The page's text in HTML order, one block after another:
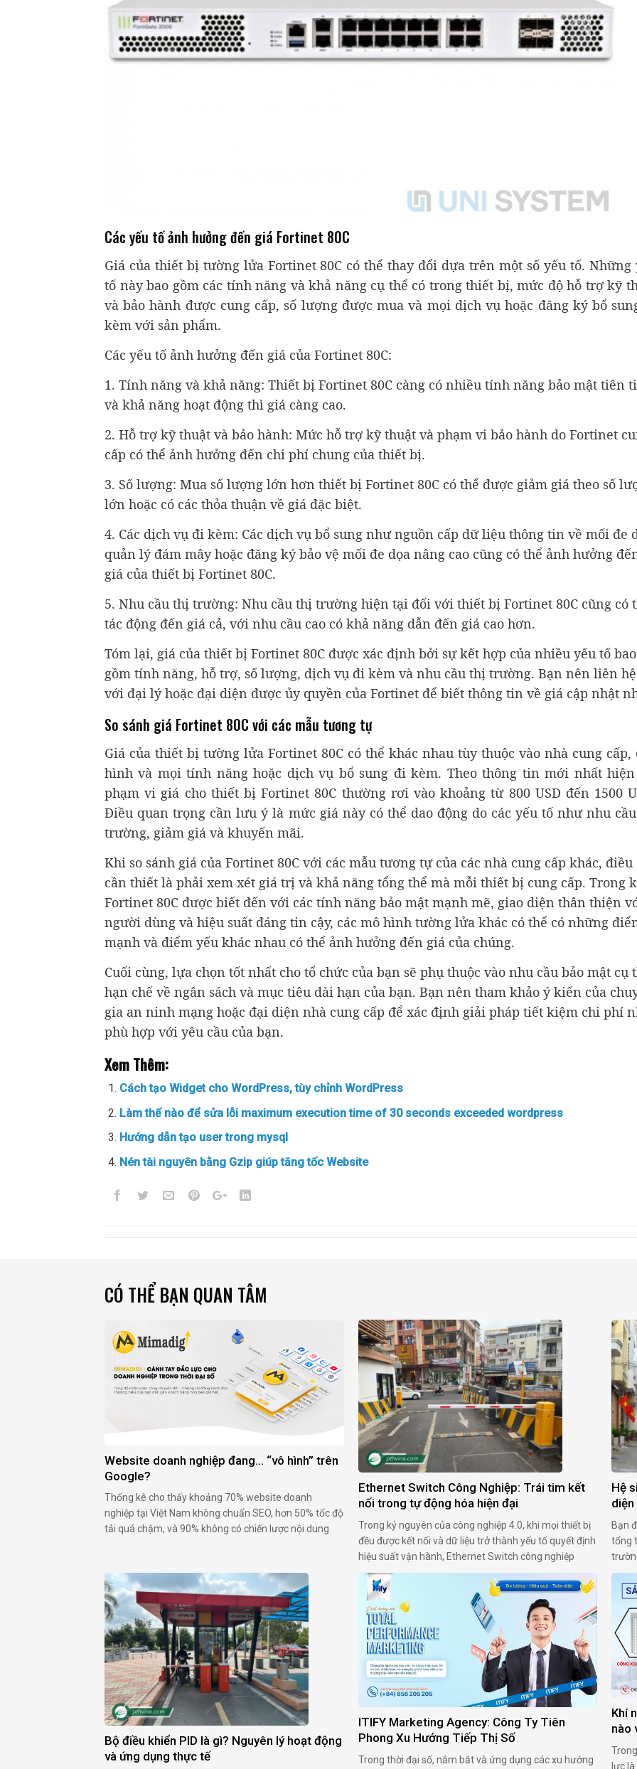
Các yếu tố ảnh hưởng đến giá Fortinet 80C
Giá của thiết bị tường lửa Fortinet 80C có thể thay đổi dựa trên một số yếu tố. Những
tố này bao gồm các tính năng và khả năng cụ thể có trong thiết bị, mức độ hỗ trợ kỹ
và bảo hành được cung cấp, số lượng được mua và mọi dịch vụ hoặc đăng ký bổ
kèm với sản phẩm.
Các yếu tố ảnh hưởng đến giá của Fortinet 80C:
1. Tính năng và khả năng: Thiết bị Fortinet 80C càng có nhiều tính năng bảo mật tiên
và khả năng hoạt động thì giá càng cao.
2. Hỗ trợ kỹ thuật và bảo hành: Mức hỗ trợ kỹ thuật và phạm vi bảo hành do Fortinet
cấp có thể ảnh hưởng đến chi phí chung của thiết bị.
3. Số lượng: Mua số lượng lớn hơn thiết bị Fortinet 80C có thể được giảm giá theo số
lớn hoặc có các thỏa thuận về giá đặc biệt.
4. Các dịch vụ đi kèm: Các dịch vụ bổ sung như nguồn cấp dữ liệu thông tin về mối đe
quản lý đám mây hoặc đăng ký bảo vệ mối đe dọa nâng cao cũng có thể ảnh hưởng
giá của thiết bị Fortinet 80C.
5. Nhu cầu thị trường: Nhu cầu thị trường hiện tại đối với thiết bị Fortinet 80C cũng có
tác động đến giá cả, với nhu cầu cao có khả năng dẫn đến giá cao hơn.
Tóm lại, giá của thiết bị Fortinet 80C được xác định bởi sự kết hợp của nhiều yếu tố bao
gồm tính năng, hỗ trợ, số lượng, dịch vụ đi kèm và nhu cầu thị trường. Bạn nên liên hệ
với đại lý hoặc đại diện được ủy quyền của Fortinet để biết thông tin về giá cập nhật
So sánh giá Fortinet 80C với các mẫu tương tự
Giá của thiết bị tường lửa Fortinet 80C có thể khác nhau tùy thuộc vào nhà cung cấp,
hình và mọi tính năng hoặc dịch vụ bổ sung đi kèm. Theo thông tin mới nhất hiện
phạm vi giá cho thiết bị Fortinet 80C thường rơi vào khoảng từ 800 USD đến 1500
Điều quan trọng cần lưu ý là mức giá này có thể dao động do các yếu tố như nhu
trường, giảm giá và khuyến mãi.
Khi so sánh giá của Fortinet 80C với các mẫu tương tự của các nhà cung cấp khác, điều
cần thiết là phải xem xét giá trị và khả năng tổng thể mà mỗi thiết bị cung cấp. Trong
Fortinet 80C được biết đến với các tính năng bảo mật mạnh mẽ, giao diện thân thiện
người dùng và hiệu suất đáng tin cậy, các mô hình tường lửa khác có thể có những
mạnh và điểm yếu khác nhau có thể ảnh hưởng đến giá của chúng.
Cuối cùng, lựa chọn tốt nhất cho tổ chức của bạn sẽ phụ thuộc vào nhu cầu bảo mật cụ
hạn chế về ngân sách và mục tiêu dài hạn của bạn. Bạn nên tham khảo ý kiến ​​của
gia an ninh mạng hoặc đại diện nhà cung cấp để xác định giải pháp tiết kiệm chi phí
phù hợp với yêu cầu của bạn.
Xem Thêm:
Cách tạo Widget cho WordPress, tùy chỉnh WordPress
Làm thế nào để sửa lỗi maximum execution time of 30 seconds exceeded wordpress
Hướng dẫn tạo user trong mysql
Nén tài nguyên bằng Gzip giúp tăng tốc Website
CÓ THỂ BẠN QUAN TÂM
Website doanh nghiệp đang… “vô hình” trên
Google?
Thống kê cho thấy khoảng 70% website doanh
nghiệp tại Việt Nam không chuẩn SEO, hơn 50% tốc độ
tải quá chậm, và 90% không có chiến lược nội dung
Website như vậy trở …
Ethernet Switch Công Nghiệp: Trái tim kết
nối trong tự động hóa hiện đại
Trong kỷ nguyên của công nghiệp 4.0, khi mọi thiết bị
đều được kết nối và dữ liệu trở thành yếu tố quyết định
hiệu suất vận hành, Ethernet Switch công nghiệp
(Industrial Ethernet Switch) đã nổi lên như một thiết
bị không thể thiếu. Không chỉ đóng vai trò trung tâm
trong việc truyền …
Hệ
diện
Bạn
tổng
Bộ điều khiển PID là gì? Nguyên lý hoạt động
và ứng dụng thực tế
ITIFY Marketing Agency: Công Ty Tiên
Phong Xu Hướng Tiếp Thị Số
Trong thời đại số, nắm bắt và ứng dụng các xu hướng
Khí
nào
lực là